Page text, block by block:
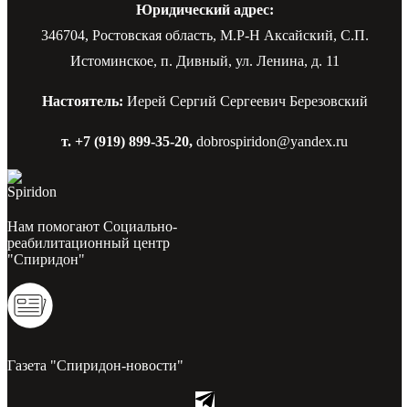
Юридический адрес:
346704, Ростовская область, М.Р-Н Аксайский, С.П.
Истоминское, п. Дивный, ул. Ленина, д. 11
Настоятель: Иерей Сергий Сергеевич Березовский
т. +7 (919) 899-35-20, dobrospiridon@yandex.ru
Нам помогают Социально-
реабилитационный центр
"Спиридон"
Газета "Спиридон-новости"